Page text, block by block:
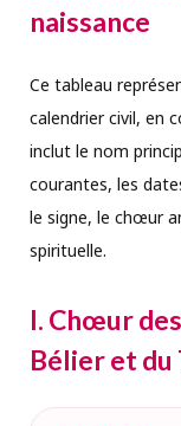
naissance
Ce tableau
calendrier civil, en
inclut le nom
courantes, les
le signe, le chœur
spirituelle.
I. Chœur
Bélier et du